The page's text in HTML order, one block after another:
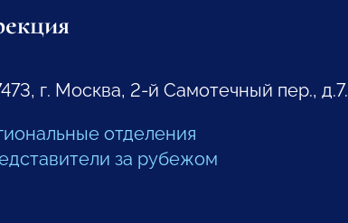
г. Москва, 2-й Самотечный пер., д.7.
отделения
за рубежом